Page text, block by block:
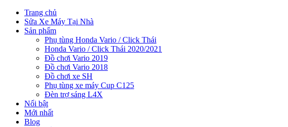
Trang chủ
Sửa Xe Máy Tại Nhà
Sản phẩm
Phụ tùng Honda Vario / Click Thái
Honda Vario / Click Thái 2020/2021
Đồ chơi Vario 2019
Đồ chơi Vario 2018
Đồ chơi xe SH
Phụ tùng xe máy Cup C125
Đèn trợ sáng L4X
Nổi bật
Mới nhất
Blog